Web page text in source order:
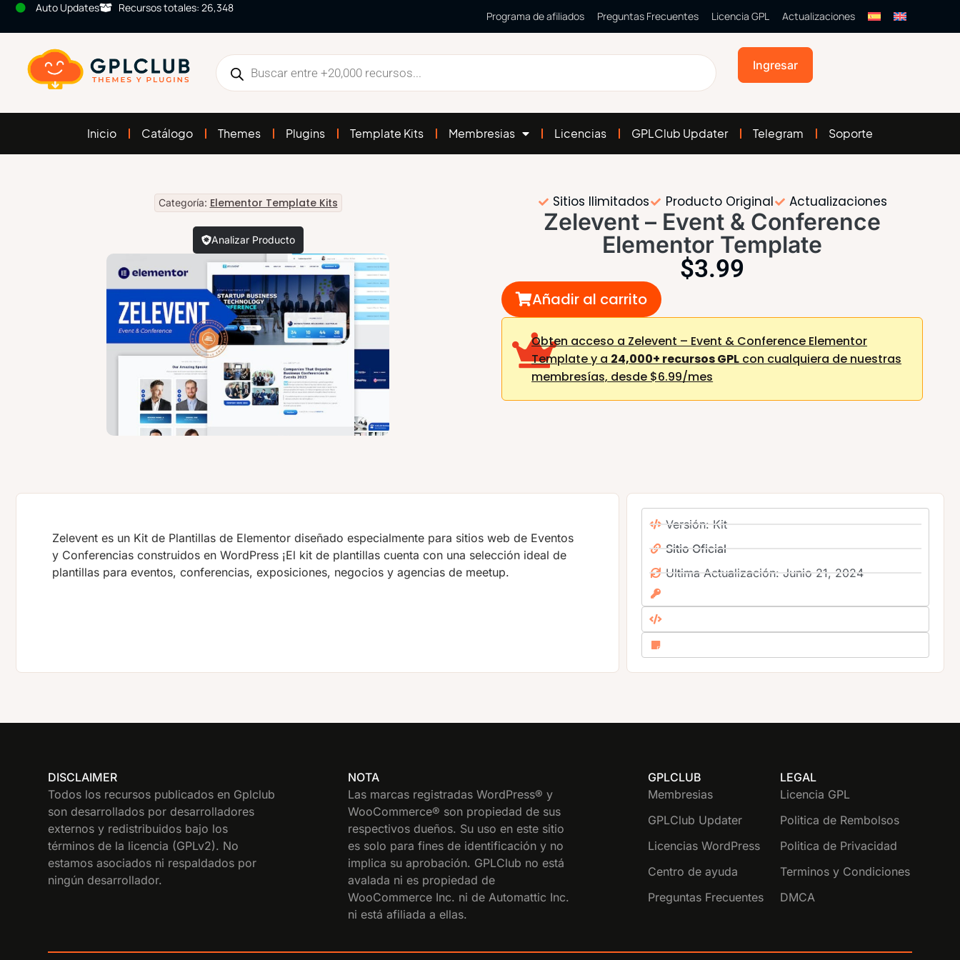
Auto Updates Recursos totales: 26,348
Programa de afiliados Preguntas Frecuentes Licencia GPL Actualizaciones
Ingresar
Inicio Catálogo Themes Plugins Template Kits Membresias Licencias GPLClub Updater Telegram Soporte
Categoría: Elementor Template Kits
Analizar Producto
Sitios Ilimitados Producto Original Actualizaciones
Zelevent – Event & Conference
Elementor Template
$3.99
Añadir al carrito
Obten acceso a Zelevent – Event & Conference Elementor
Template y a 24,000+ recursos GPL con cualquiera de nuestras
membresías, desde $6.99/mes
Zelevent es un Kit de Plantillas de Elementor diseñado especialmente para sitios web de Eventos
y Conferencias construidos en WordPress ¡El kit de plantillas cuenta con una selección ideal de
plantillas para eventos, conferencias, exposiciones, negocios y agencias de meetup.
Versión: Kit
Sitio Oficial
Ultima Actualización: Junio 21, 2024
DISCLAIMER
Todos los recursos publicados en Gplclub
son desarrollados por desarrolladores
externos y redistribuidos bajo los
términos de la licencia (GPLv2). No
estamos asociados ni respaldados por
ningún desarrollador.
NOTA
Las marcas registradas WordPress® y
WooCommerce® son propiedad de sus
respectivos dueños. Su uso en este sitio
es solo para fines de identificación y no
implica su aprobación. GPLClub no está
avalada ni es propiedad de
WooCommerce Inc. ni de Automattic Inc.
ni está afiliada a ellas.
GPLCLUB
Membresias
GPLClub Updater
Licencias WordPress
Centro de ayuda
Preguntas Frecuentes
LEGAL
Licencia GPL
Politica de Rembolsos
Politica de Privacidad
Terminos y Condiciones
DMCA